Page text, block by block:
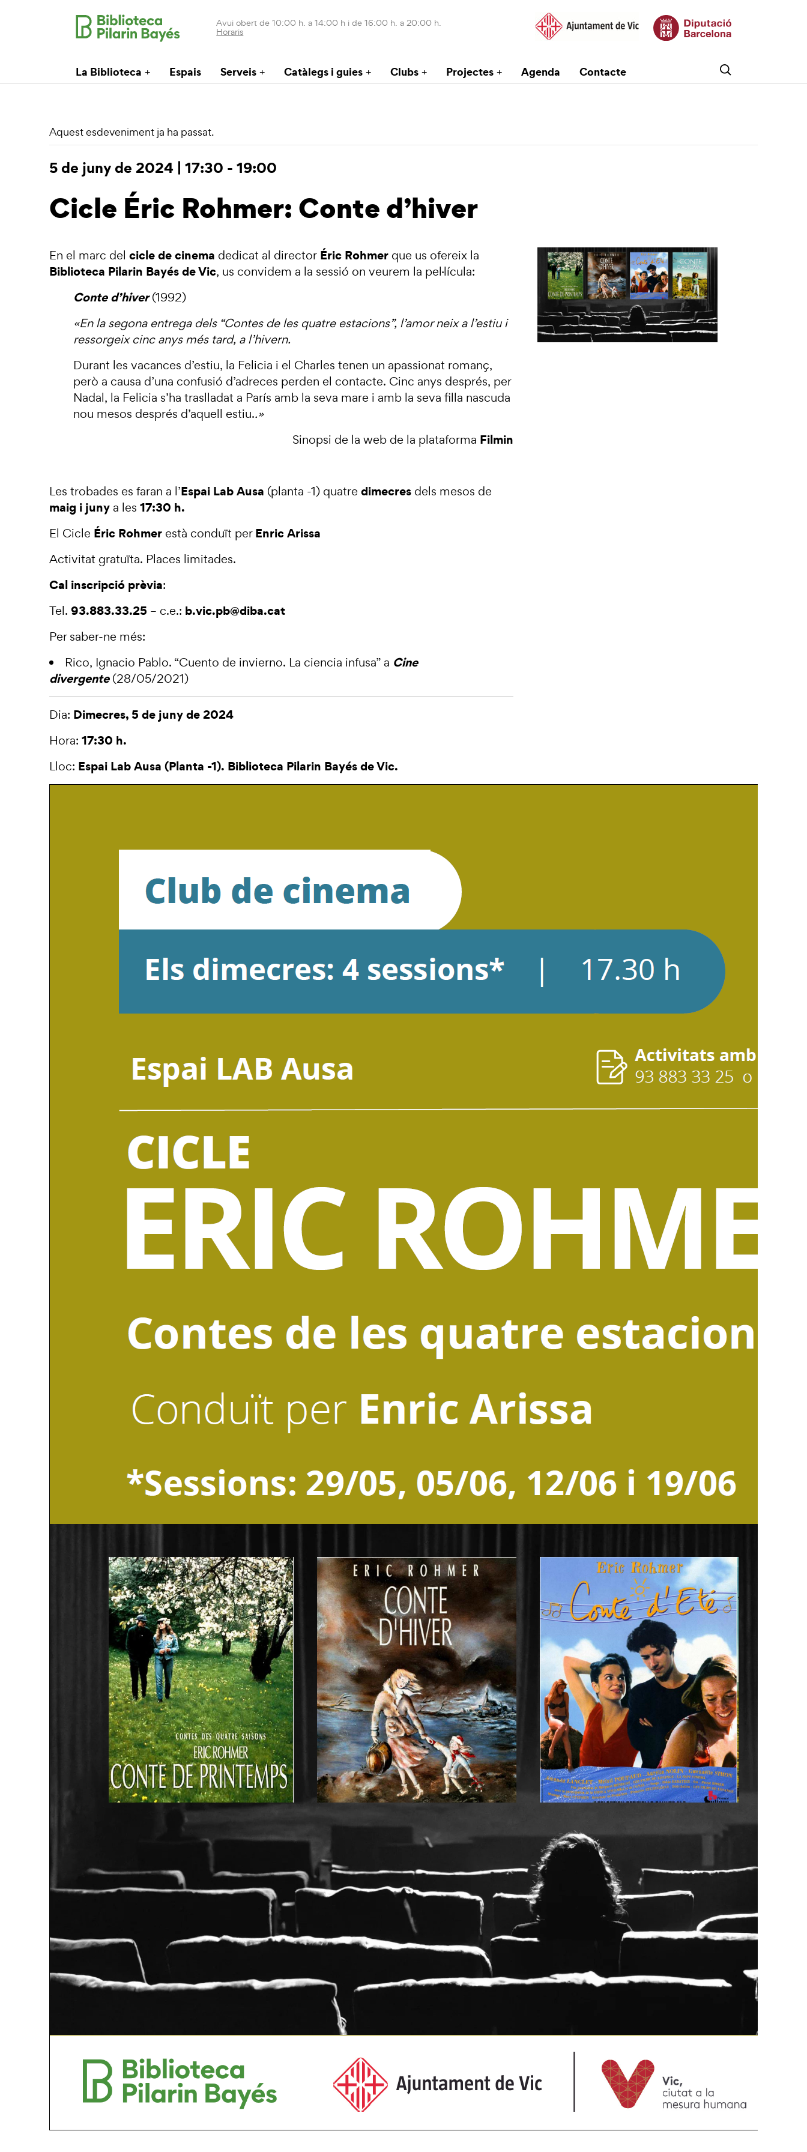
Avui obert de 10:00 h. a 14:00 h i de 16:00 h. a 20:00 h.
Horaris
La Biblioteca Espais Serveis Catàlegs i guies Clubs Projectes Agenda Contacte
Aquest esdeveniment ja ha passat.
5 de juny de 2024 | 17:30 - 19:00
Cicle Éric Rohmer: Conte d’hiver
En el marc del cicle de cinema dedicat al director Éric Rohmer que us ofereix la
Biblioteca Pilarin Bayés de Vic, us convidem a la sessió on veurem la pel·lícula:
Conte d’hiver(1992)
«En la segona entrega dels “Contes de les quatre estacions”, l’amor neix a l’estiu i
ressorgeix cinc anys més tard, a l’hivern.
Durant les vacances d’estiu, la Felicia i el Charles tenen un apassionat romanç,
però a causa d’una confusió d’adreces perden el contacte. Cinc anys després, per
Nadal, la Felicia s’ha traslladat a París amb la seva mare i amb la seva filla nascuda
nou mesos després d’aquell estiu..»
Sinopsi de la web de la plataforma Filmin
Les trobades es faran a l’Espai Lab Ausa (planta -1) quatre dimecres dels mesos de
maig i juny a les 17:30 h.
El Cicle Éric Rohmerestà conduït perEnric Arissa
Activitat gratuïta. Places limitades.
Cal inscripció prèvia:
Tel. 93.883.33.25 – c.e.: b.vic.pb@diba.cat
Per saber-ne més:
Rico, Ignacio Pablo. “Cuento de invierno. La ciencia infusa” a Cine
divergente (28/05/2021)
Dia: Dimecres, 5 de juny de 2024
Hora: 17:30 h.
Lloc: Espai Lab Ausa (Planta -1). Biblioteca Pilarin Bayés de Vic.